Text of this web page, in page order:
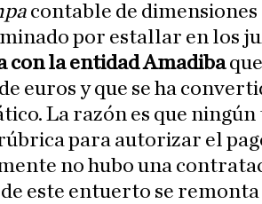
contable de
por estallar en los
con la entidad Amadiba
euros y que se ha
La razón es que ningún
para autorizar el
no hubo una
este entuerto se